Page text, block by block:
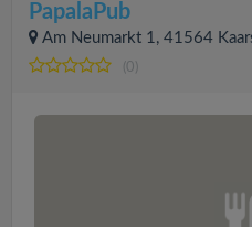
PapalaPub
Am Neumarkt 1, 41564
(0)